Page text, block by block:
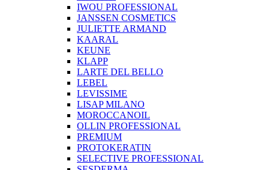
IWOU PROFESSIONAL
JANSSEN COSMETICS
JULIETTE ARMAND
KAARAL
KEUNE
KLAPP
LARTE DEL BELLO
LEBEL
LEVISSIME
LISAP MILANO
MOROCCANOIL
OLLIN PROFESSIONAL
PREMIUM
PROTOKERATIN
SELECTIVE PROFESSIONAL